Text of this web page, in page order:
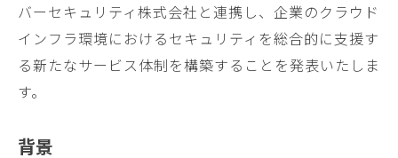
バーセキュリティ株式会社と連携し、企業のクラウド
インフラ環境におけるセキュリティを総合的に支援す
る新たなサービス体制を構築することを発表いたしま
す。
背景